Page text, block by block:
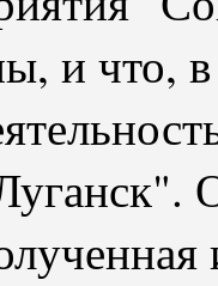
и что, в